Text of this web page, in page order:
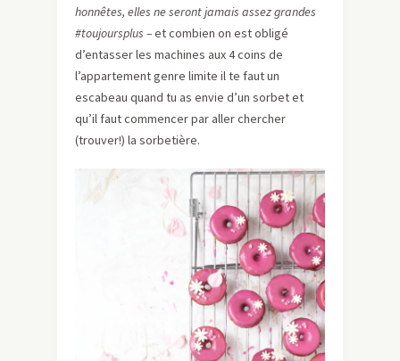
honnêtes, elles ne seront jamais assez grandes
#toujoursplus –et combien on est obligé
d’entasser les machines aux 4 coins de
l’appartement genre limite il te faut un
escabeau quand tu as envie d’un sorbet et
qu’il faut commencer par aller chercher
(trouver!) la sorbetière.